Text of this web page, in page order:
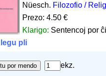
Nüesch. Filozofio /
Prezo: 4.50 €
Klarigo: Sentencoj por
legu pli
ekz.